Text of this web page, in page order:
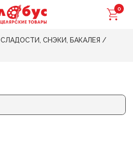
0
СЛАДОСТИ, СНЭКИ, БАКАЛЕЯ /